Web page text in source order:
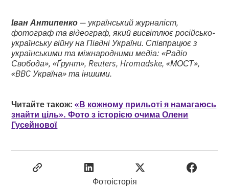
Іван Антипенко— український журналіст,
фотограф та відеограф, який висвітлює російсько-
українську війну на Півдні України. Співпрацює з
українськими та міжнародними медіа: «Радіо
Свобода», «Ґрунт», Reuters, Hromadske, «МОСТ»,
«BBC Україна» та іншими.
Читайте також:«В кожному прильоті я намагаюсь
знайти ціль». Фото з історією очима Олени
Гусейнової
Фотоісторія